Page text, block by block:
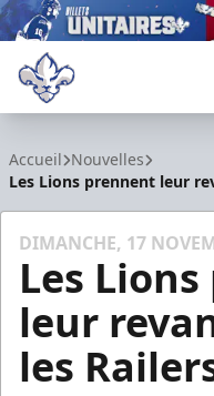
Accueil Nouvelles
Les Lions prennent leur
DIMANCHE, 17
Les
leur
les